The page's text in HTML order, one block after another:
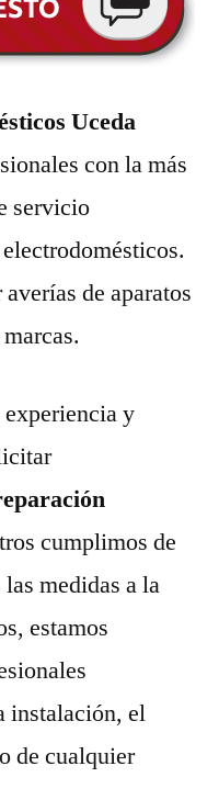
Uceda
con la más
servicio
de aparatos
experiencia y
cumplimos de
medidas a la
estamos
instalación, el
de cualquier